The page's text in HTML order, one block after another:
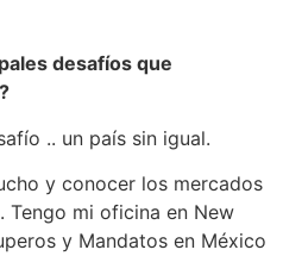
desafíos que
.. un país sin igual.
y conocer los mercados
Tengo mi oficina en New
y Mandatos en México